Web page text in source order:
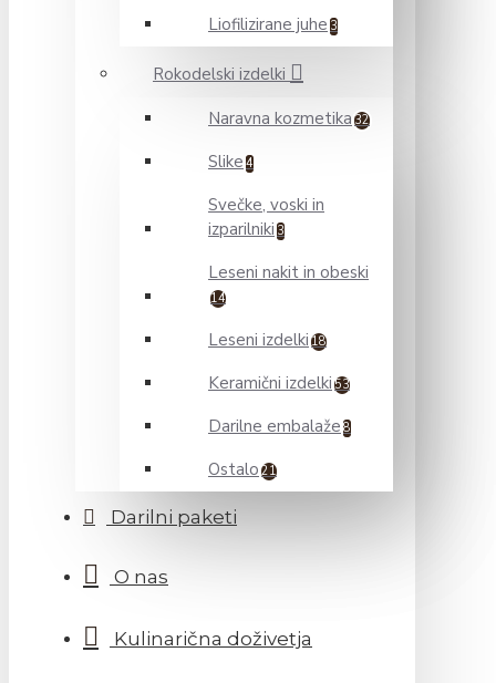
Liofilizirane juhe 3
Rokodelski izdelki
Naravna kozmetika 32
Slike 4
Svečke, voski in
izparilniki 3
Leseni nakit in obeski
14
Leseni izdelki 18
Keramični izdelki 53
Darilne embalaže 8
Ostalo 21
Darilni paketi
O nas
Kulinarična doživetja